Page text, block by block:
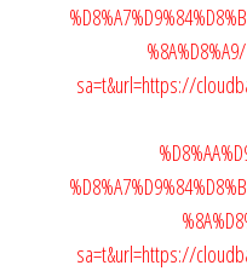
%8A%D8%A9/
sa=t&url=https://
sa=t&url=https://